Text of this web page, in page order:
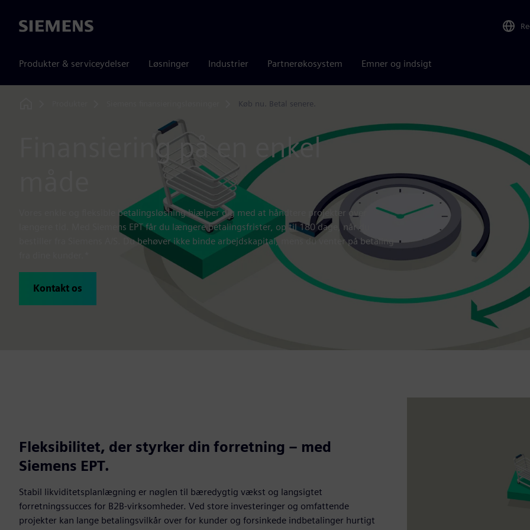
Siemens
Produkter & serviceydelser Løsninger Industrier Partnerøkosystem Emner og indsigt
Køb nu. Betal senere.
Finansiering på en enkel
Vores enkle og fleksible betalingsløsning hjælper dig med at håndtere projekter over
længere tid. Med Siemens EPT får du længere betalingsfrister, op til 180 dage, når du
bestiller fra Siemens A/S. Du behøver ikke binde arbejdskapital, mens du venter på betaling
Kontakt os
Fleksibilitet, der styrker din forretning – med
Siemens EPT.
Stabil likviditetsplanlægning er nøglen til bæredygtig vækst og langsigtet
forretningssucces for B2B‑virksomheder. Ved store investeringer og omfattende
projekter kan lange betalingsvilkår over for kunder og forsinkede indbetalinger hurtigt